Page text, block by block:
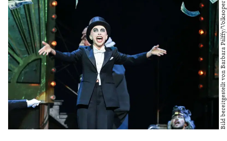
B
i
l
d
b
e
r
e
i
t
g
e
s
t
e
l
l
t
v
o
n
B
a
r
b
a
r
a
P
á
l
f
f
y
/
V
o
l
k
s
o
p
e
r
W
i
e